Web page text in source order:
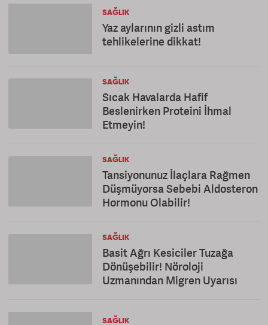
SAĞLIK
Yaz aylarının gizli astım
tehlikelerine dikkat!
SAĞLIK
Sıcak Havalarda Hafif
Beslenirken Proteini İhmal
Etmeyin!
SAĞLIK
Tansiyonunuz İlaçlara Rağmen
Düşmüyorsa Sebebi Aldosteron
Hormonu Olabilir!
SAĞLIK
Basit Ağrı Kesiciler Tuzağa
Dönüşebilir! Nöroloji
Uzmanından Migren Uyarısı
SAĞLIK